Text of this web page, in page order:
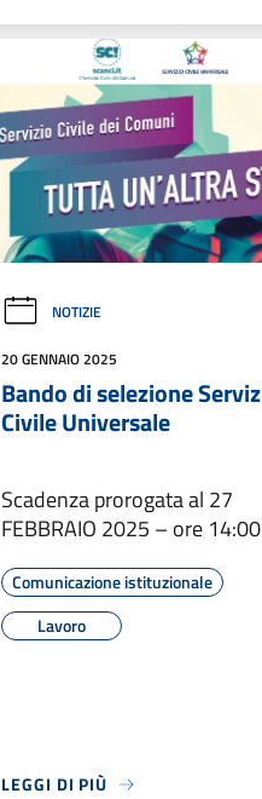
NOTIZIE
20 GENNAIO 2025
Bando di selezione
Civile Universale
Scadenza prorogata al 27
FEBBRAIO 2025 – ore 14:00
Comunicazione istituzionale
Lavoro
LEGGI DI PIÙ